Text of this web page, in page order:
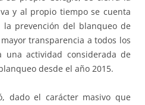
y al propio tiempo se cuenta
prevención del blanqueo de
transparencia a todos los
una actividad considerada de
desde el año 2015.
dado el carácter masivo que